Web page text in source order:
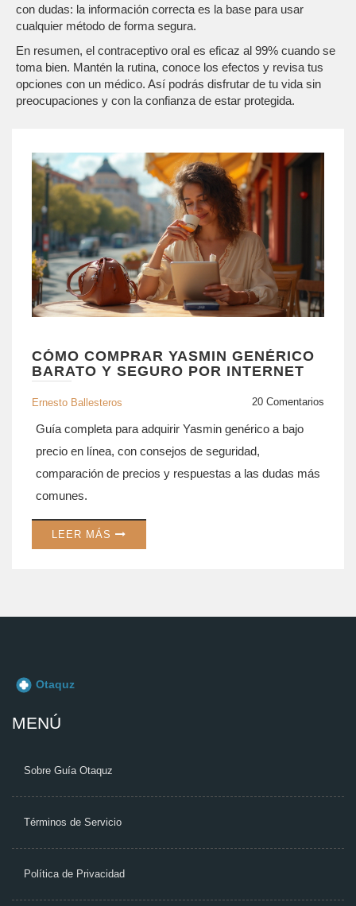
con dudas: la información correcta es la base para usar
cualquier método de forma segura.
En resumen, el contraceptivo oral es eficaz al 99% cuando se
toma bien. Mantén la rutina, conoce los efectos y revisa tus
opciones con un médico. Así podrás disfrutar de tu vida sin
preocupaciones y con la confianza de estar protegida.
CÓMO COMPRAR YASMIN GENÉRICO
BARATO Y SEGURO POR INTERNET
Ernesto Ballesteros 20 Comentarios
Guía completa para adquirir Yasmin genérico a bajo
precio en línea, con consejos de seguridad,
comparación de precios y respuestas a las dudas más
comunes.
LEER MÁS
MENÚ
Sobre Guía Otaquz
Términos de Servicio
Política de Privacidad